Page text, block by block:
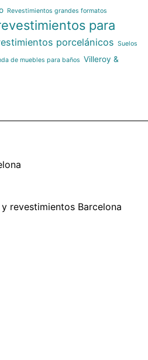
Revestimientos grandes formatos
para
porcelánicos Suelos
de muebles para baños Villeroy &
revestimientos Barcelona